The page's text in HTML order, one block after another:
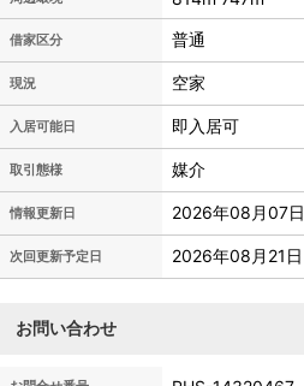
借家区分 普通
現況 空家
入居可能日 即入居可
取引態様 媒介
情報更新日 2026年08月07日
次回更新予定日 2026年08月21日
お問い合わせ